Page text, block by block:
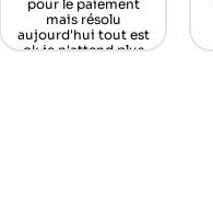
zufrieden.
Tomasz O.